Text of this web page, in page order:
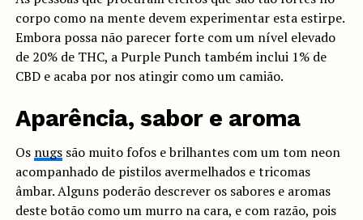
corpo como na mente devem experimentar esta estirpe.
Embora possa não parecer forte com um nível elevado
de 20% de THC, a Purple Punch também inclui 1% de
CBD e acaba por nos atingir como um camião.
Aparência, sabor e aroma
Os nugssão muito fofos e brilhantes com um tom neon
acompanhado de pistilos avermelhados e tricomas
âmbar. Alguns poderão descrever os sabores e aromas
deste botão como um murro na cara, e com razão, pois